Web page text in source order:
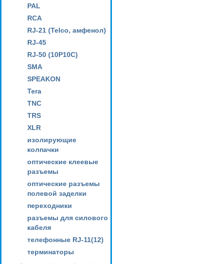
PAL
RCA
RJ-21 (Telco, амфенол)
RJ-45
RJ-50 (10P10C)
SMA
SPEAKON
Tera
TNC
TRS
XLR
изолирующие
колпачки
оптические клеевые
разъемы
оптические разъемы
полевой заделки
переходники
разъемы для силового
кабеля
телефонные RJ-11(12)
терминаторы